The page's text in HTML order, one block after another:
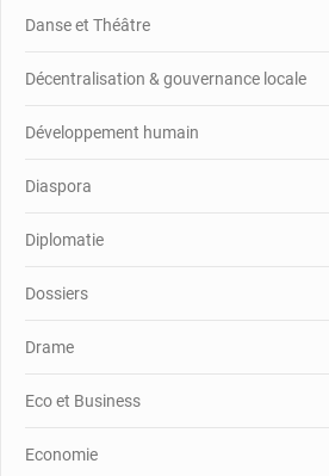
Danse et Théâtre
Décentralisation & gouvernance locale
Développement humain
Diaspora
Diplomatie
Dossiers
Drame
Eco et Business
Economie